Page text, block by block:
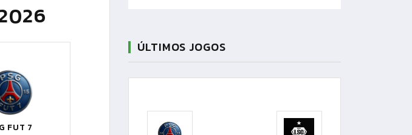
FUT 7
ÚLTIMOS JOGOS